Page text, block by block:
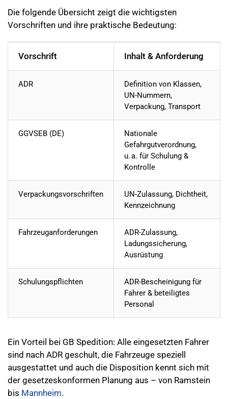
Die folgende Übersicht zeigt die wichtigsten
Vorschriften und ihre praktische Bedeutung:
Vorschrift Inhalt & Anforderung
ADR
Definition von Klassen,
UN-Nummern,
Verpackung, Transport
GGVSEB (DE)
Nationale
Gefahrgutverordnung,
u. a. für Schulung &
Kontrolle
Verpackungsvorschriften
UN-Zulassung, Dichtheit,
Kennzeichnung
Fahrzeuganforderungen
ADR-Zulassung,
Ladungssicherung,
Ausrüstung
Schulungspflichten
ADR-Bescheinigung für
Fahrer & beteiligtes
Personal
Ein Vorteil bei GB Spedition: Alle eingesetzten Fahrer
sind nach ADR geschult, die Fahrzeuge speziell
ausgestattet und auch die Disposition kennt sich mit
der gesetzeskonformen Planung aus – von Ramstein
bis Mannheim.